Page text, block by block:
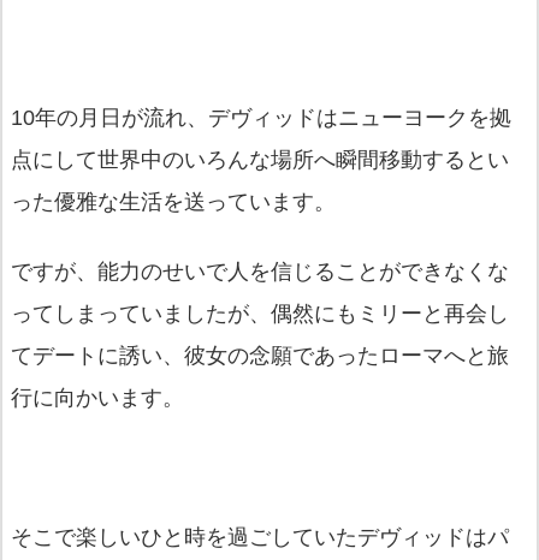
10年の月日が流れ、デヴィッドはニューヨークを拠
点にして世界中のいろんな場所へ瞬間移動するとい
った優雅な生活を送っています。
ですが、能力のせいで人を信じることができなくな
ってしまっていましたが、偶然にもミリーと再会し
てデートに誘い、彼女の念願であったローマへと旅
行に向かいます。
そこで楽しいひと時を過ごしていたデヴィッドはパ